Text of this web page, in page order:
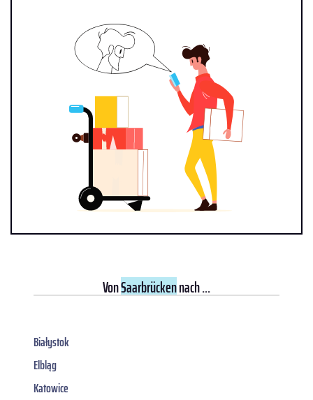
VonSaarbrückennach ...
Białystok
Elbląg
Katowice